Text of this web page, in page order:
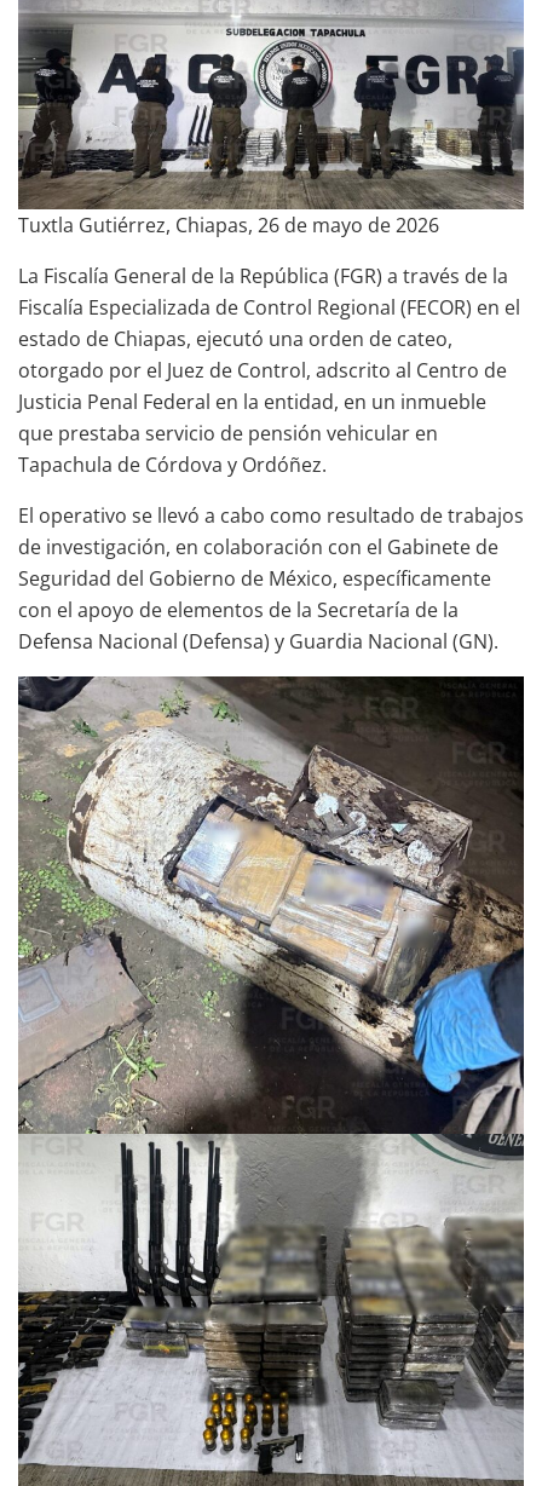
Tuxtla Gutiérrez, Chiapas, 26 de mayo de 2026
La Fiscalía General de la República (FGR) a través de la
Fiscalía Especializada de Control Regional (FECOR) en el
estado de Chiapas, ejecutó una orden de cateo,
otorgado por el Juez de Control, adscrito al Centro de
Justicia Penal Federal en la entidad, en un inmueble
que prestaba servicio de pensión vehicular en
Tapachula de Córdova y Ordóñez.
El operativo se llevó a cabo como resultado de trabajos
de investigación, en colaboración con el Gabinete de
Seguridad del Gobierno de México, específicamente
con el apoyo de elementos de la Secretaría de la
Defensa Nacional (Defensa) y Guardia Nacional (GN).